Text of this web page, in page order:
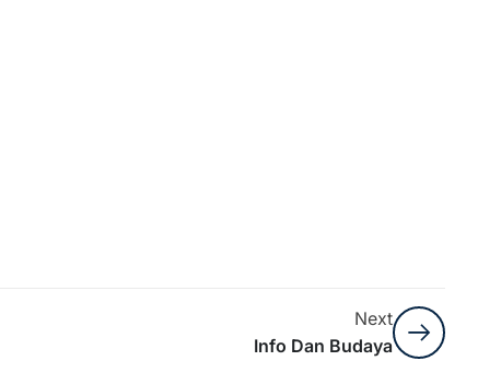
Next
Info Dan Budaya